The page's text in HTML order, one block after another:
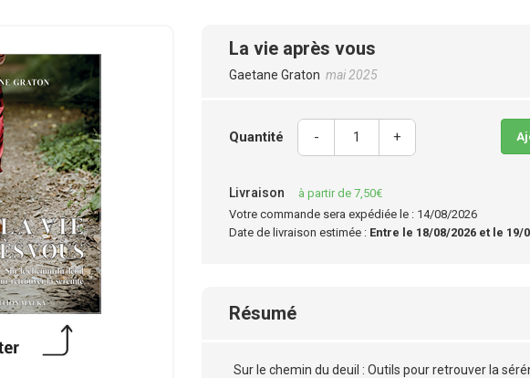
La vie après vous
Gaetane Graton mai 2025
Quantité - +
Livraison
à partir de 7,50€
Votre commande sera expédiée le : 14/08/2026
Date de livraison estimée : Entre le 18/08/2026 et le 19/
Résumé
Sur le chemin du deuil : Outils pour retrouver la